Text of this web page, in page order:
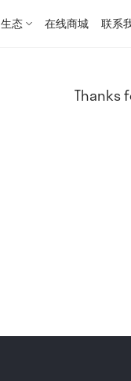
生态 在线商城 联系
Thanks